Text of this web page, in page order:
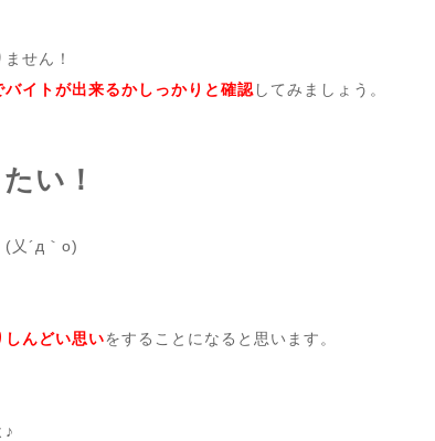
せん！
バイトが出来るかしっかりと確認 してみましょう。
い！
(乂´д｀o)
んどい思いをすることになると思います。
♪